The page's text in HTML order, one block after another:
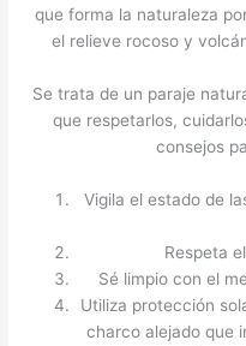
que forma la naturaleza
el relieve rocoso y
Se trata de un paraje
que respetarlos,
consejos
Vigila el estado de
Respeta
Sé limpio con el
Utiliza protección
charco alejado que